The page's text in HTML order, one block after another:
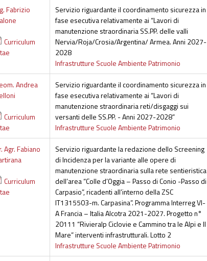
Fabrizio
Curriculum
Servizio riguardante il coordinamento sicurezza in
fase esecutiva relativamente ai “Lavori di
manutenzione straordinaria SS.PP. delle valli
Nervia/Roja/Crosia/Argentina/ Armea. Anni 2027-
2028
Infrastrutture Scuole Ambiente Patrimonio
Andrea
Curriculum
Servizio riguardante il coordinamento sicurezza in
fase esecutiva relativamente ai “Lavori di
manutenzione straordinaria reti/disgaggi sui
versanti delle SS.PP. - Anni 2027-2028”
Infrastrutture Scuole Ambiente Patrimonio
Agr. Fabiano
Curriculum
Servizio riguardante la redazione dello Screening
di Incidenza per la variante alle opere di
manutenzione straordinaria sulla rete sentieristica
dell’area “Colle d’Oggia – Passo di Conio -Passo di
Carpasio”, ricadenti all’interno della ZSC
IT1315503-m. Carpasina”. Programma Interreg VI-
A Francia – Italia Alcotra 2021-2027. Progetto n°
20111 “Rivieralp Ciclovie e Cammino tra le Alpi e Il
Mare” interventi infrastrutturali. Lotto 2
Infrastrutture Scuole Ambiente Patrimonio